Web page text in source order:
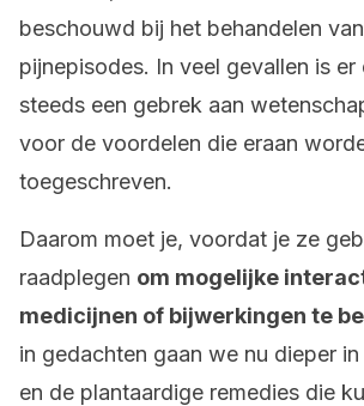
beschouwd bij het behandelen
pijnepisodes. In veel gevallen is er
steeds een gebrek aan
voor de voordelen die eraan
toegeschreven.
Daarom moet je, voordat je ze
raadplegen om mogelijke
medicijnen of bijwerkingen te
in gedachten gaan we nu dieper
en de plantaardige remedies die